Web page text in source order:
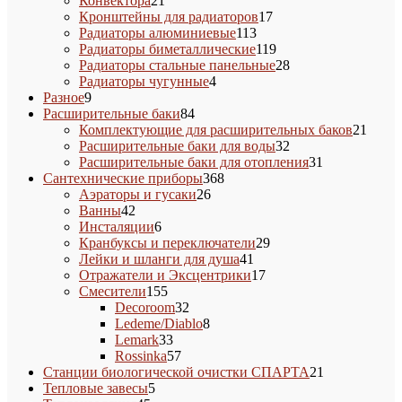
товар
Кронштейны для радиаторов1717
Радиаторы алюминиевые113113
товаров
Радиаторы биметаллические119119
товаров
Радиаторы стальные панельные2828
Радиаторы чугунные44
Разное99
товаров
Расширительные баки8484
товара
Комплектующие для расширительных баков21
Расширительные баки для воды32
товара
Расширительные баки для отопления31
Сантехнические приборы368368
Аэраторы и гусаки2626
Ванны42
товара
Инсталяции66
товаров
Кранбуксы и переключатели2929
Лейки и шланги для душа41
товар
Отражатели и Эксцентрики1717
Смесители155155
товаров
Decoroom32
товара
Ledeme/Diablo88
Lemark3333
товара
Rossinka5757
товаров
Станции биологической очистки СПАРТА21
Тепловые завесы55